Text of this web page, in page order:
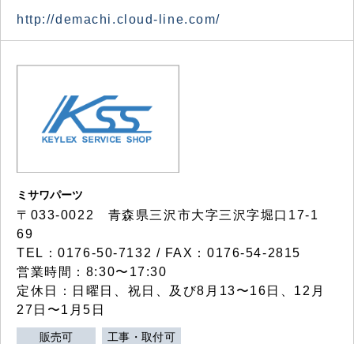
http://demachi.cloud-line.com/
ミサワパーツ
〒033-0022 青森県三沢市大字三沢字堀口17-1
69
TEL：0176-50-7132 / FAX：0176-54-2815
営業時間：8:30〜17:30
定休日：日曜日、祝日、及び8月13〜16日、12月
27日〜1月5日
販売可 工事・取付可